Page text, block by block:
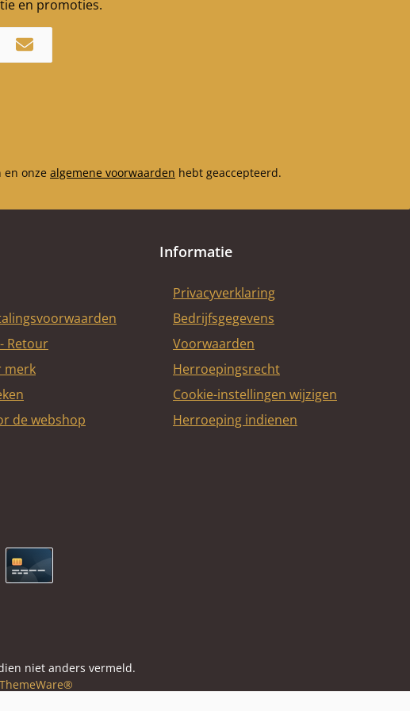
en promoties.
en onze algemene voorwaarden hebt geaccepteerd.
Retour
merk
de webshop
Informatie
Privacyverklaring
Bedrijfsgegevens
Voorwaarden
Herroepingsrecht
Cookie-instellingen wijzigen
Herroeping indienen
niet anders vermeld.
ThemeWare®